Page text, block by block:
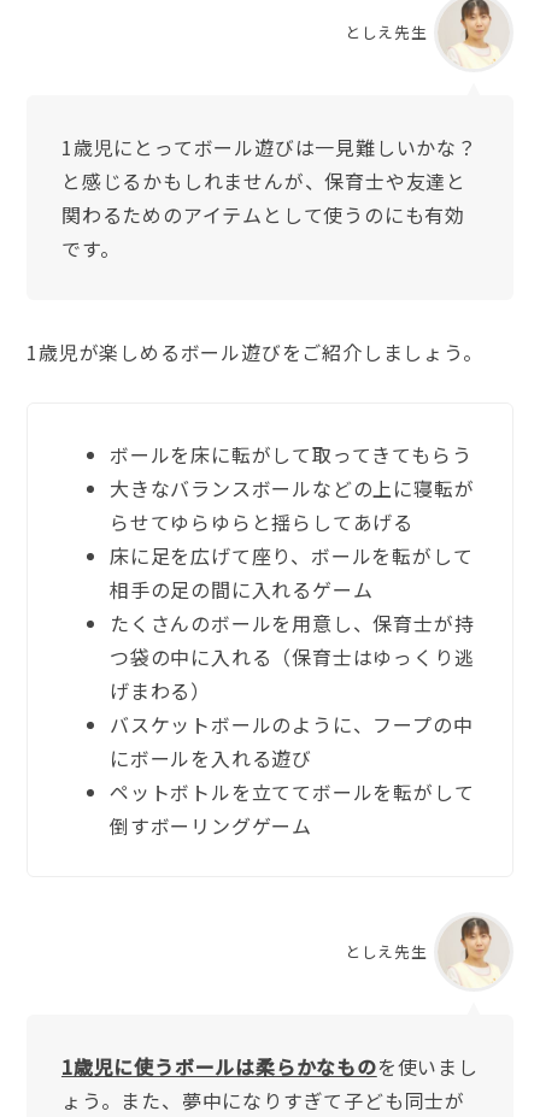
としえ先生
1歳児にとってボール遊びは一見難しいかな？
と感じるかもしれませんが、保育士や友達と
関わるためのアイテムとして使うのにも有効
です。
1歳児が楽しめるボール遊びをご紹介しましょう。
ボールを床に転がして取ってきてもらう
大きなバランスボールなどの上に寝転が
らせてゆらゆらと揺らしてあげる
床に足を広げて座り、ボールを転がして
相手の足の間に入れるゲーム
たくさんのボールを用意し、保育士が持
つ袋の中に入れる（保育士はゆっくり逃
げまわる）
バスケットボールのように、フープの中
にボールを入れる遊び
ペットボトルを立ててボールを転がして
倒すボーリングゲーム
としえ先生
1歳児に使うボールは柔らかなものを使いまし
ょう。また、夢中になりすぎて子ども同士が